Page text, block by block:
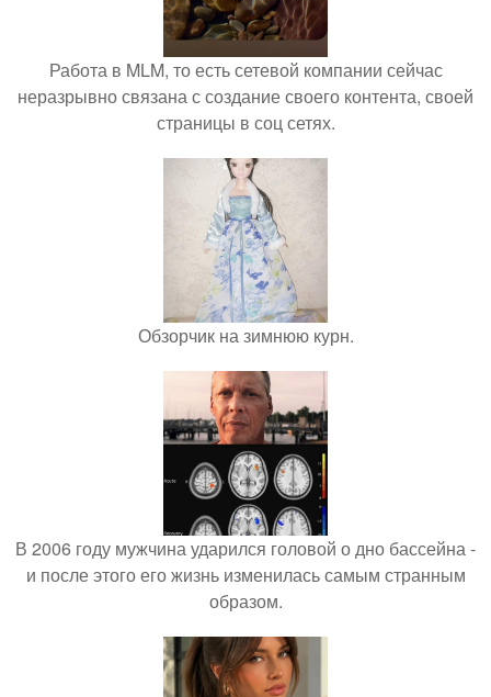
Работа в MLM, то есть сетевой компании сейчас
неразрывно связана с создание своего контента, своей
страницы в соц сетях.
Обзорчик на зимнюю курн.
В 2006 году мужчина ударился головой о дно бассейна -
и после этого его жизнь изменилась самым странным
образом.